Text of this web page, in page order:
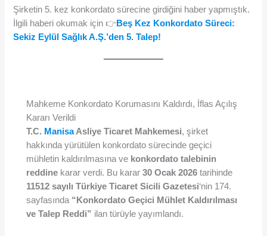
Şirketin 5. kez konkordato sürecine girdiğini haber yapmıştık.
İlgili haberi okumak için 👉Beş Kez Konkordato Süreci:
Sekiz Eylül Sağlık A.Ş.’den 5. Talep!
Mahkeme Konkordato Korumasını Kaldırdı, İflas Açılış
Kararı Verildi
T.C. ManisaAsliye Ticaret Mahkemesi, şirket
hakkında yürütülen konkordato sürecinde geçici
mühletin kaldırılmasına ve konkordato talebinin
reddine karar verdi. Bu karar30 Ocak 2026 tarihinde
11512 sayılı Türkiye Ticaret Sicili Gazetesi‘nin 174.
sayfasında “Konkordato Geçici Mühlet Kaldırılması
ve Talep Reddi” ilan türüyle yayımlandı.